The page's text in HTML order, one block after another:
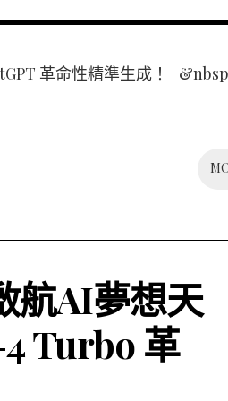
革命性精準生成！
航AI夢想天
Turbo 革